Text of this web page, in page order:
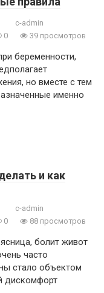
c-admin
0
39 просмотров
беременности,
но вместе с тем
именно
и как
c-admin
0
88 просмотров
болит живот
часто
стало объектом
дискомфорт